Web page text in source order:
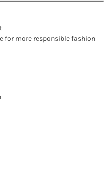
for more responsible fashion